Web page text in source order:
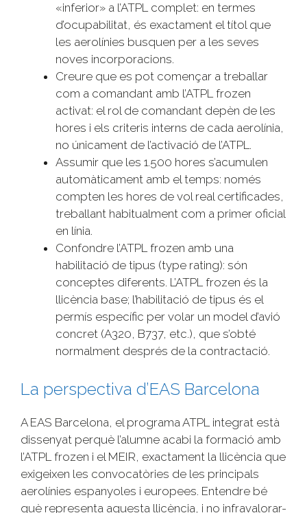
«inferior» a l’ATPL complet: en termes
d’ocupabilitat, és exactament el títol que
les aerolínies busquen per a les seves
noves incorporacions.
Creure que es pot començar a treballar
com a comandant amb l’ATPL frozen
activat: el rol de comandant depèn de les
hores i els criteris interns de cada aerolínia,
no únicament de l’activació de l’ATPL.
Assumir que les 1.500 hores s’acumulen
automàticament amb el temps: només
compten les hores de vol real certificades,
treballant habitualment com a primer oficial
en línia.
Confondre l’ATPL frozen amb una
habilitació de tipus (type rating): són
conceptes diferents. L’ATPL frozen és la
llicència base; l’habilitació de tipus és el
permís específic per volar un model d’avió
concret (A320, B737, etc.), que s’obté
normalment després de la contractació.
La perspectiva d’EAS Barcelona
A EAS Barcelona, el programa ATPL integrat està
dissenyat perquè l’alumne acabi la formació amb
l’ATPL frozen i el MEIR, exactament la llicència que
exigeixen les convocatòries de les principals
aerolínies espanyoles i europees. Entendre bé
què representa aquesta llicència, i no infravalorar-